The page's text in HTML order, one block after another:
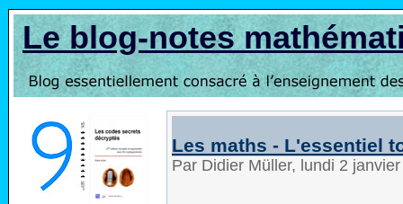
Le blog-notes
Les maths - L'essentiel
Par Didier Müller, lundi 2